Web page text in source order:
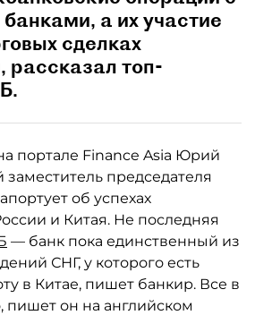
а их участие
сделках
рассказал топ-
портале Finance Asia Юрий
председателя
об успехах
и Китая. Не последняя
— банк пока единственный из
СНГ, у которого есть
в Китае, пишет банкир. Все в
пишет он на английском